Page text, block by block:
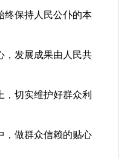
保持人民公仆的本
发展成果由人民共
切实维护好群众利
做群众信赖的贴心